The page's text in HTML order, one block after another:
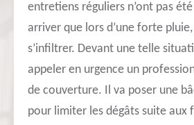
entretiens réguliers n’ont pas
arriver que lors d’une forte pluie,
s’infiltrer. Devant une telle
appeler en urgence un
de couverture. Il va poser une
pour limiter les dégâts suite aux